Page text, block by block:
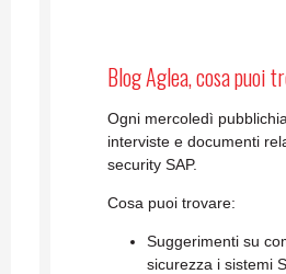
Blog Aglea, cosa puoi
Ogni mercoledì
interviste e documenti
security SAP.
Cosa puoi trovare:
Suggerimenti su
sicurezza i sistemi